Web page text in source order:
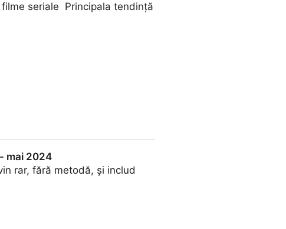
seriale Principala tendință
mai 2024
rar, fără metodă, și includ